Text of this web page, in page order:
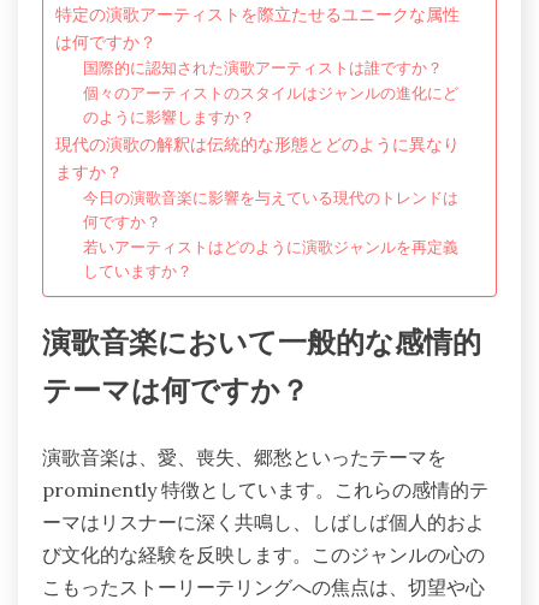
特定の演歌アーティストを際立たせるユニークな属性
は何ですか？
国際的に認知された演歌アーティストは誰ですか？
個々のアーティストのスタイルはジャンルの進化にど
のように影響しますか？
現代の演歌の解釈は伝統的な形態とどのように異なり
ますか？
今日の演歌音楽に影響を与えている現代のトレンドは
何ですか？
若いアーティストはどのように演歌ジャンルを再定義
していますか？
演歌音楽において一般的な感情的
テーマは何ですか？
演歌音楽は、愛、喪失、郷愁といったテーマを
prominently 特徴としています。これらの感情的テ
ーマはリスナーに深く共鳴し、しばしば個人的およ
び文化的な経験を反映します。このジャンルの心の
こもったストーリーテリングへの焦点は、切望や心